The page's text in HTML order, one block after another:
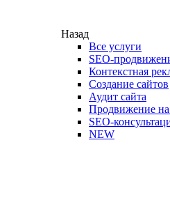
Назад
Все услуги
SEO-
Контекстная
Создание сайтов
Аудит сайта
Продвижение на
SEO-
NEW